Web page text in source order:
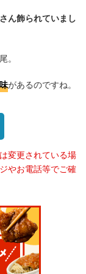
ん飾られていまし
。
があるのですね。
変更されている場
やお電話等でご確